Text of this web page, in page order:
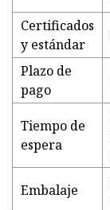
Certificados
y estándar
Plazo de
pago
Tiempo de
espera
Embalaje